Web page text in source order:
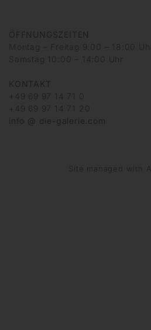
ÖFFNUNGSZEITEN
Montag – Freitag 9:00 – 18:00 Uhr
Samstag 10:00 – 14:00 Uhr
KONTAKT
+49 69 97 14 71 0
+49 69 97 14 71 20
info @ die-galerie.com
Site managed with